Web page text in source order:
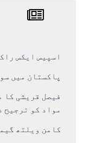
اسپیس ایکس
پاکستان میں سونے کی
فیصل قریشی کا
مواد کو ترجیح
کامن ویلتھ